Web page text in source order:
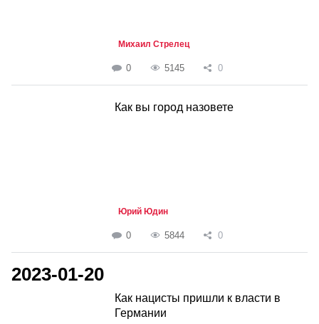
Михаил Стрелец
0 5145 0
Как вы город назовете
Юрий Юдин
0 5844 0
2023-01-20
Как нацисты пришли к власти в
Германии